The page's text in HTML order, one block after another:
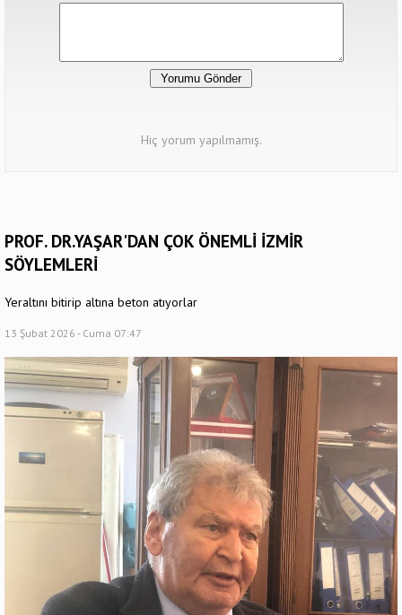
Hiç yorum yapılmamış.
PROF. DR.YAŞAR'DAN ÇOK ÖNEMLİ İZMİR
SÖYLEMLERİ
Yeraltını bitirip altına beton atıyorlar
13 Şubat 2026 - Cuma 07:47